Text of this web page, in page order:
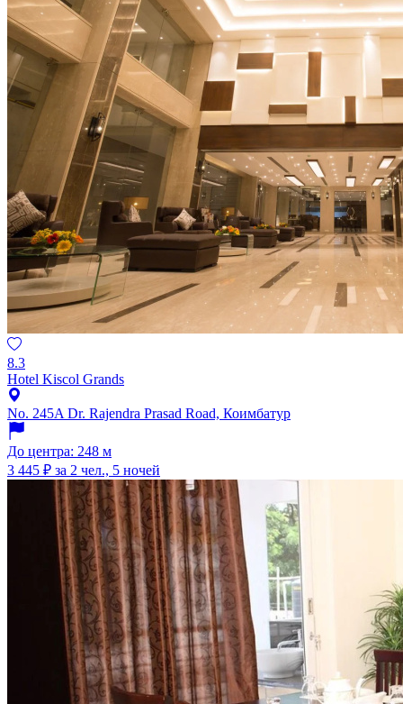
8.3
Hotel Kiscol Grands
No. 245A Dr. Rajendra Prasad Road, Коимбатур
До центра: 248 м
3 445 ₽ за 2 чел., 5 ночей